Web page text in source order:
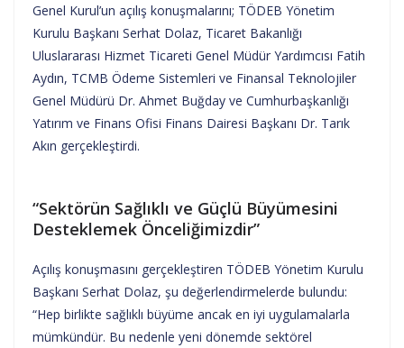
Genel Kurul’un açılış konuşmalarını; TÖDEB Yönetim
Kurulu Başkanı Serhat Dolaz, Ticaret Bakanlığı
Uluslararası Hizmet Ticareti Genel Müdür Yardımcısı Fatih
Aydın, TCMB Ödeme Sistemleri ve Finansal Teknolojiler
Genel Müdürü Dr. Ahmet Buğday ve Cumhurbaşkanlığı
Yatırım ve Finans Ofisi Finans Dairesi Başkanı Dr. Tarık
Akın gerçekleştirdi.
“Sektörün Sağlıklı ve Güçlü Büyümesini
Desteklemek Önceliğimizdir”
Açılış konuşmasını gerçekleştiren TÖDEB Yönetim Kurulu
Başkanı Serhat Dolaz, şu değerlendirmelerde bulundu:
“Hep birlikte sağlıklı büyüme ancak en iyi uygulamalarla
mümkündür. Bu nedenle yeni dönemde sektörel